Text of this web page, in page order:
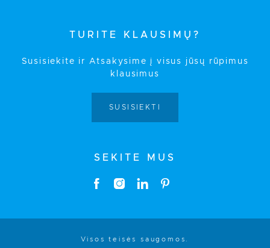
TURITE KLAUSIMŲ?
Susisiekite ir Atsakysime į visus jūsų rūpimus
klausimus
SUSISIEKTI
SEKITE MUS
Visos teisės saugomos.